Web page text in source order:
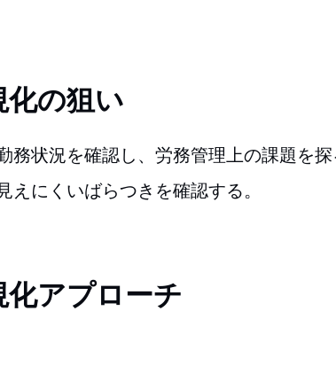
化の狙い
務状況を確認し、労務管理上の課題を
えにくいばらつきを確認する。
化アプローチ